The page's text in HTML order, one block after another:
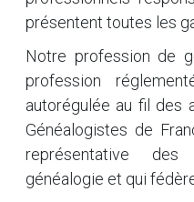
présentent toutes les
Notre profession de
profession
autorégulée au fil des
Généalogistes de
représentative
généalogie et qui